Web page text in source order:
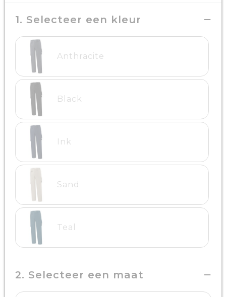
1. Selecteer een kleur
Anthracite
Black
Ink
Sand
Teal
2. Selecteer een maat